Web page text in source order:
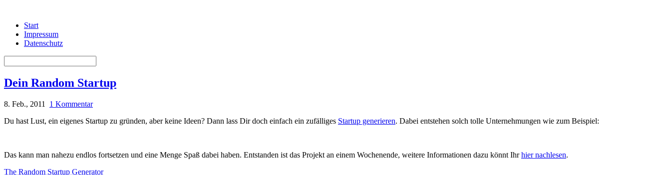
Start
Impressum
Datenschutz
Dein Random Startup
8. Feb., 2011
1 Kommentar
Du hast Lust, ein eigenes Startup zu gründen, aber keine Ideen? Dann lass Dir doch einfach ein zufälliges Startup generieren. Dabei entstehen solch tolle Unternehmungen wie zum Beispiel:
Das kann man nahezu endlos fortsetzen und eine Menge Spaß dabei haben. Entstanden ist das Projekt an einem Wochenende, weitere Informationen dazu könnt Ihrhier nachlesen.
The Random Startup Generator